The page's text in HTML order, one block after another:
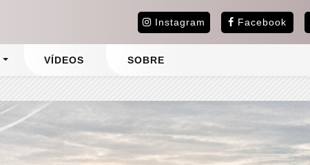
Instagram Facebook
VÍDEOS SOBRE